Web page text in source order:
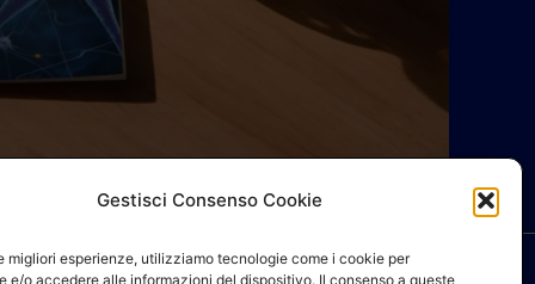
Gestisci Consenso Cookie
migliori esperienze, utilizziamo tecnologie come i cookie per
e/o accedere alle informazioni del dispositivo. Il consenso a queste